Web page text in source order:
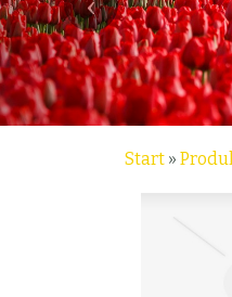
Start »